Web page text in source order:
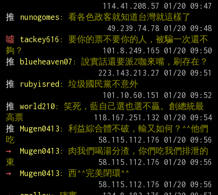
推
nunogomes : 看各色政客就知道台灣就這樣了
噓
tackey616 : 要你的票不要你的人，被騙一次還不
夠？
推
blueheaven07 : 說實話還要派Z咖來嘴，刷存在？
推
rubyisred : 垃圾國民黨不意外
推
world210 : 笑死，藍自己選也選不贏。創總統最
高票
推
Mugen0413 : 利益綜合體不破，輸又如何？^^他們
吃
→
Mugen0413 : 肉我們喝湯分渣，你們吃我們排泄的
東
→
Mugen0413 : 西^^完美閉環^^